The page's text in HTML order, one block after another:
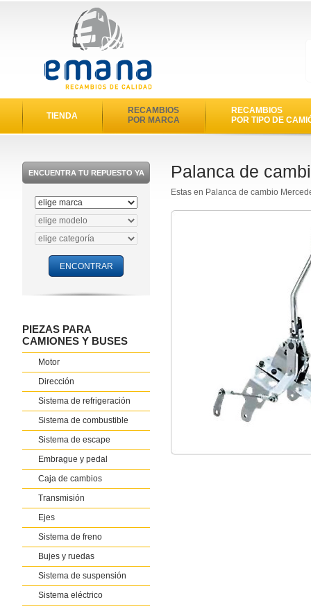
TIENDA
RECAMBIOS
POR MARCA
RECAMBIOS
POR TIPO DE
ENCUENTRA TU REPUESTO YA
PIEZAS PARA
CAMIONES Y BUSES
Motor
Dirección
Sistema de refrigeración
Sistema de combustible
Sistema de escape
Embrague y pedal
Caja de cambios
Transmisión
Ejes
Sistema de freno
Bujes y ruedas
Sistema de suspensión
Sistema eléctrico
Palanca de
Estas en Palanca de cambio